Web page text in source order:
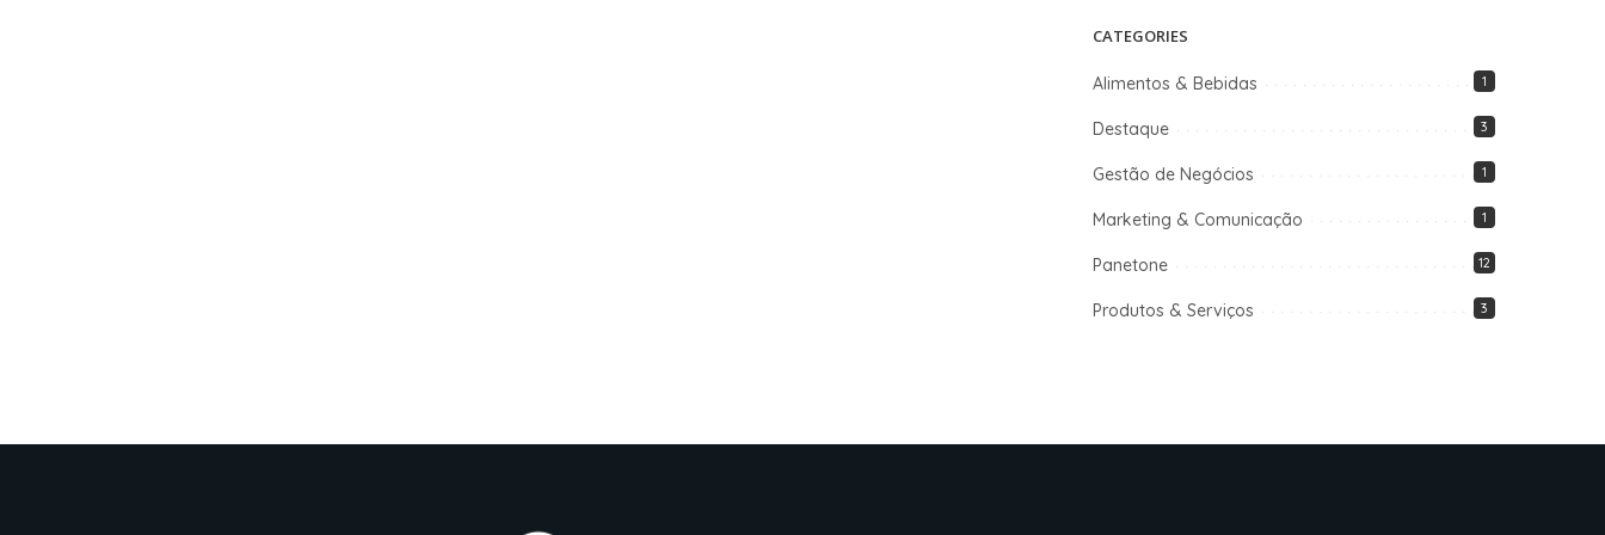
CATEGORIES
Alimentos & Bebidas 1
Destaque 3
Gestão de Negócios 1
Marketing & Comunicação 1
Panetone 12
Produtos & Serviços 3